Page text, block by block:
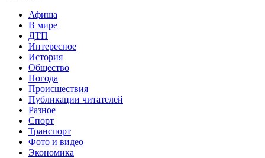
Афиша
В мире
ДТП
Интересное
История
Общество
Погода
Происшествия
Публикации читателей
Разное
Спорт
Транспорт
Фото и видео
Экономика